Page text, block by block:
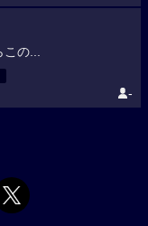
この...
-